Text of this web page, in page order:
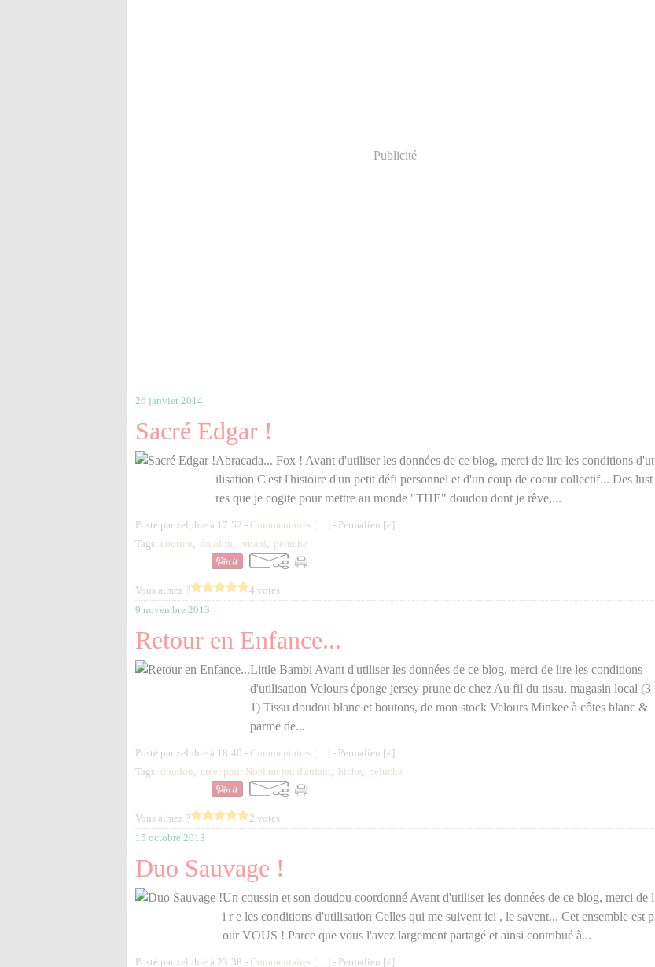
Publicité
26 janvier 2014
Sacré Edgar !
Abracada... Fox ! Avant d'utiliser les données de ce blog, merci de lire les conditions d'ut
ilisation C'est l'histoire d'un petit défi personnel et d'un coup de coeur collectif... Des lust
res que je cogite pour mettre au monde "THE" doudou dont je rêve,...
Posté par zelphie à 17:52 - Commentaires [… ] - Permalien [#]
Tags: couture, doudou, renard, peluche
Vous aimez ?
4 votes
9 novembre 2013
Retour en Enfance...
Little Bambi Avant d'utiliser les données de ce blog, merci de lire les conditions
d'utilisation Velours éponge jersey prune de chez Au fil du tissu, magasin local (3
1) Tissu doudou blanc et boutons, de mon stock Velours Minkee à côtes blanc &
parme de...
Posté par zelphie à 18:40 - Commentaires [… ] - Permalien [#]
Tags: doudou, créer pour Noël un jeu d'enfant, biche, peluche
Vous aimez ?
2 votes
15 octobre 2013
Duo Sauvage !
Un coussin et son doudou coordonné Avant d'utiliser les données de ce blog, merci de l
i r e les conditions d'utilisation Celles qui me suivent ici , le savent... Cet ensemble est p
our VOUS ! Parce que vous l'avez largement partagé et ainsi contribué à...
Posté par zelphie à 23:38 - Commentaires [… ] - Permalien [#]